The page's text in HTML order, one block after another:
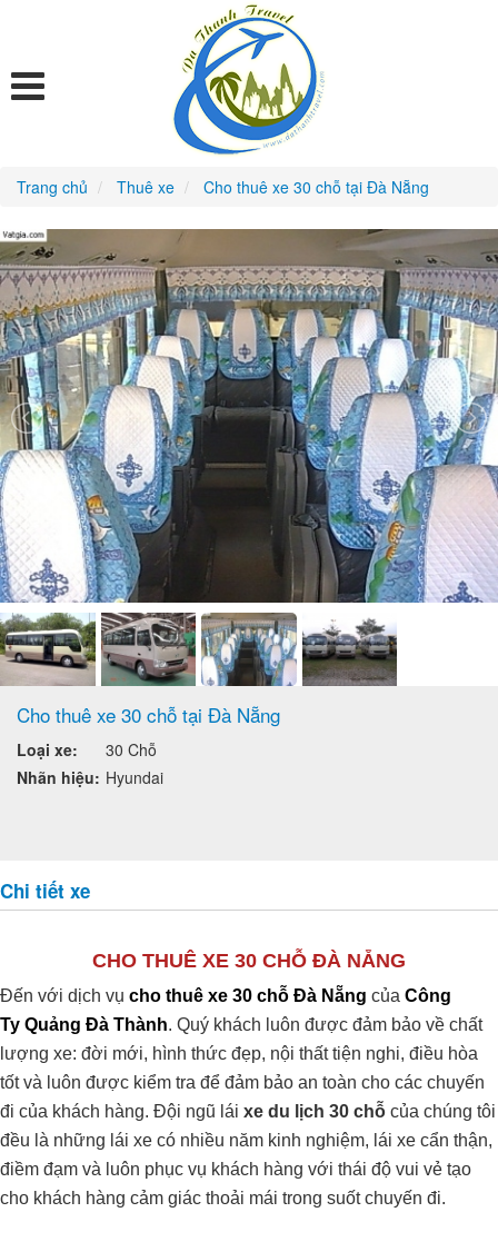
Trang chủ Thuê xe Cho thuê xe 30 chỗ tại Đà Nẵng
Cho thuê xe 30 chỗ tại Đà Nẵng
Loại xe:
30 Chỗ
Nhãn hiệu: Hyundai
Chi tiết xe
CHO THUÊ XE 30 CHỖ ĐÀ NẴNG
Đến với dịch vụ cho thuê xe 30 chỗ Đà Nẵng của Công
Ty Quảng Đà Thành. Quý khách luôn được đảm bảo về chất
lượng xe: đời mới, hình thức đẹp, nội thất tiện nghi, điều hòa
tốt và luôn được kiểm tra để đảm bảo an toàn cho các chuyến
đi của khách hàng. Đội ngũ lái xe du lịch 30 chỗ của chúng tôi
đều là những lái xe có nhiều năm kinh nghiệm, lái xe cẩn thận,
điềm đạm và luôn phục vụ khách hàng với thái độ vui vẻ tạo
cho khách hàng cảm giác thoải mái trong suốt chuyến đi.